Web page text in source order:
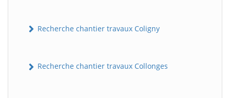
Recherche chantier travaux Coligny
Recherche chantier travaux Collonges